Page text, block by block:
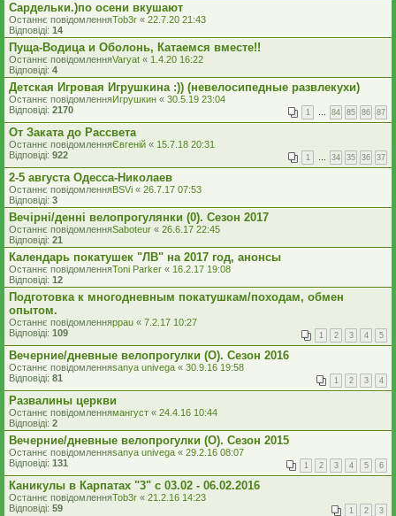
Сардельки.)по осени вкушают
Останнє повідомленняTob3r « 22.7.20 21:43
Відповіді: 14
Пуща-Водица и Оболонь, Катаемся вместе!!
Останнє повідомленняVaryat « 1.4.20 16:22
Відповіді: 4
Детская Игровая Игрушкина :)) (невелосипедные развлекухи)
Останнє повідомленняИгрушкин « 30.5.19 23:04
Відповіді: 2170 1 … 84 85 86 87
От Заката до Рассвета
Останнє повідомленняЄвгеній « 15.7.18 20:31
Відповіді: 922 1 … 34 35 36 37
2-5 августа Одесса-Николаев
Останнє повідомленняBSVi « 26.7.17 07:53
Відповіді: 3
Вечірні/денні велопрогулянки (0). Сезон 2017
Останнє повідомленняSaboteur « 26.6.17 22:45
Відповіді: 21
Календарь покатушек "ЛВ" на 2017 год, анонсы
Останнє повідомленняToni Parker « 16.2.17 19:08
Відповіді: 12
Подготовка к многодневным покатушкам/походам, обмен
опытом.
Останнє повідомленняppau « 7.2.17 10:27
Відповіді: 109 1 2 3 4 5
Вечерние/дневные велопрогулки (О). Сезон 2016
Останнє повідомленняsanya univega « 30.9.16 19:58
Відповіді: 81 1 2 3 4
Развалины церкви
Останнє повідомленнямангуст « 24.4.16 10:44
Відповіді: 2
Вечерние/дневные велопрогулки (О). Сезон 2015
Останнє повідомленняsanya univega « 29.2.16 08:07
Відповіді: 131 1 2 3 4 5 6
Каникулы в Карпатах "3" с 03.02 - 06.02.2016
Останнє повідомленняTob3r « 21.2.16 14:23
Відповіді: 59 1 2 3